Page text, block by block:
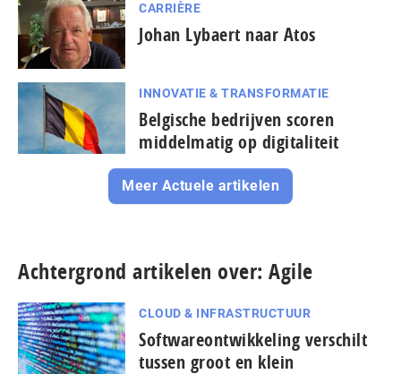
CARRIÈRE
Johan Lybaert naar Atos
INNOVATIE & TRANSFORMATIE
Belgische bedrijven scoren
middelmatig op digitaliteit
Meer Actuele artikelen
Achtergrond artikelen over: Agile
CLOUD & INFRASTRUCTUUR
Softwareontwikkeling verschilt
tussen groot en klein